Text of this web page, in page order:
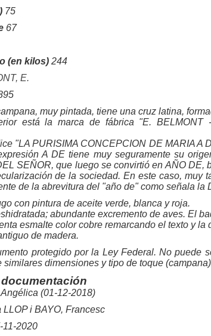
75
67
(en kilos) 244
E.
muy pintada, tiene una cruz latina,
está la marca de fábrica "E. BELMONT
"LA PURISIMA CONCEPCION DE MARIA A
A DE tiene muy seguramente su
SEÑOR, que luego se convirtió en AÑO DE,
de la sociedad. En este caso, muy
de la abrevitura del "año de" como señala la
con pintura de aceite verde, blanca y roja.
abundante excremento de aves. El
esmalte color cobre remarcando el texto y la
de madera.
protegido por la Ley Federal. No puede
similares dimensiones y tipo de toque
(01-12-2018)
LLOP i BAYO, Francesc
11-2020